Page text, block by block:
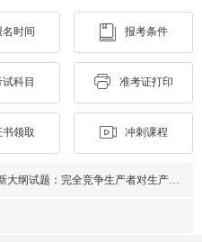
名时间 报考条件
试科目 准考证打印
书领取 冲刺课程
试题：完全竞争生产者对生产要素的需求